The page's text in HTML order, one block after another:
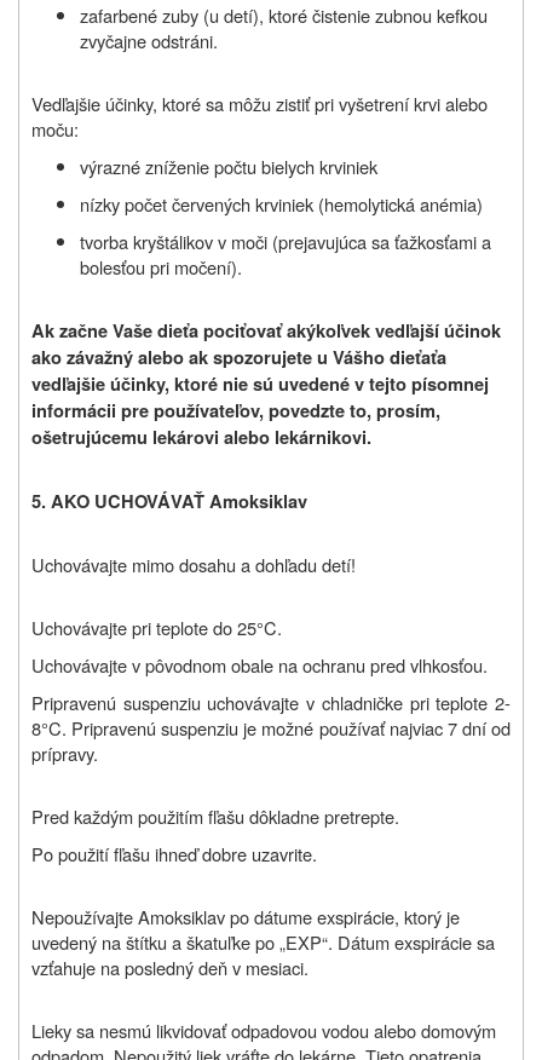
zafarbené zuby (u detí), ktoré čistenie zubnou kefkou
zvyčajne odstráni.
Vedľajšie účinky, ktoré sa môžu zistiť pri vyšetrení krvi alebo
moču:
výrazné zníženie počtu bielych krviniek
nízky počet červených krviniek (hemolytická anémia)
tvorba kryštálikov v moči (prejavujúca sa ťažkosťami a
bolesťou pri močení).
Ak začne Vaše dieťa pociťovať akýkoľvek vedľajší účinok
ako závažný alebo ak spozorujete u Vášho dieťaťa
vedľajšie účinky, ktoré nie sú uvedené v tejto písomnej
informácii pre používateľov, povedzte to, prosím,
ošetrujúcemu lekárovi alebo lekárnikovi.
5. AKO UCHOVÁVAŤ Amoksiklav
Uchovávajte mimo dosahu a dohľadu detí!
Uchovávajte pri teplote do 25°C.
Uchovávajte v pôvodnom obale na ochranu pred vlhkosťou.
Pripravenú suspenziu uchovávajte v chladničke pri teplote 2-
8°C. Pripravenú suspenziu je možné používať najviac 7 dní od
prípravy.
Pred každým použitím fľašu dôkladne pretrepte.
Po použití fľašu ihneď dobre uzavrite.
Nepoužívajte Amoksiklav po dátume exspirácie, ktorý je
uvedený na štítku a škatuľke po „EXP“. Dátum exspirácie sa
vzťahuje na posledný deň v mesiaci.
Lieky sa nesmú likvidovať odpadovou vodou alebo domovým